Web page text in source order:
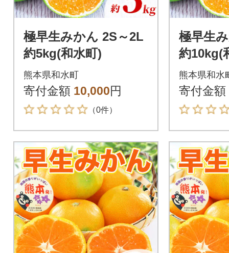
極早生みかん 2S～2L
約5kg(和水町)
熊本県和水町
寄付金額 10,000円
（0件）
極早生
約10kg(
熊本県和水
寄付金額